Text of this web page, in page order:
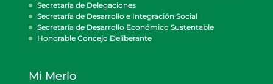
Secretaría de Delegaciones
Secretaría de Desarrollo e Integración Social
Secretaría de Desarrollo Económico Sustentable
Honorable Concejo Deliberante
Mi Merlo